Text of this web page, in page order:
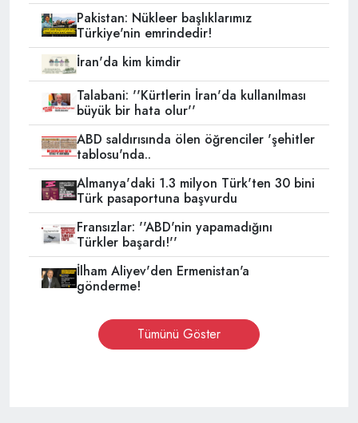
Pakistan: Nükleer başlıklarımız
Türkiye'nin emrindedir!
İran'da kim kimdir
Talabani: ''Kürtlerin İran'da kullanılması
büyük bir hata olur''
ABD saldırısında ölen öğrenciler 'şehitler
tablosu'nda..
Almanya'daki 1.3 milyon Türk'ten 30 bini
Türk pasaportuna başvurdu
Fransızlar: ''ABD'nin yapamadığını
Türkler başardı!''
İlham Aliyev'den Ermenistan'a
gönderme!
Tümünü Göster